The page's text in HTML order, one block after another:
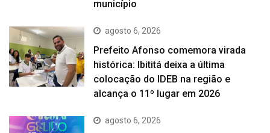
município
agosto 6, 2026
Prefeito Afonso comemora virada
histórica: Ibititá deixa a última
colocação do IDEB na região e
alcança o 11º lugar em 2026
agosto 6, 2026